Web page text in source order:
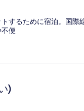
するために宿泊。国際
便
)